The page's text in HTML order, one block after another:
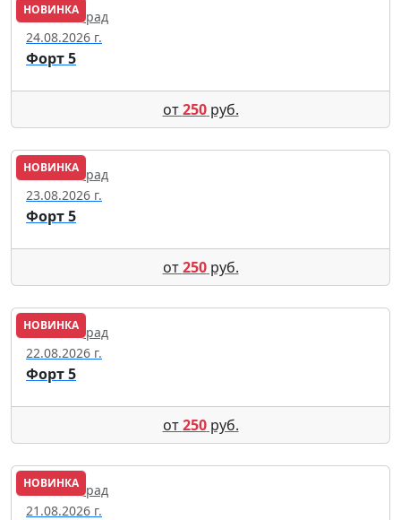
НОВИНКА
Калининград
24.08.2026 г.
Форт 5
от250руб.
НОВИНКА
Калининград
23.08.2026 г.
Форт 5
от250руб.
НОВИНКА
Калининград
22.08.2026 г.
Форт 5
от250руб.
НОВИНКА
Калининград
21.08.2026 г.